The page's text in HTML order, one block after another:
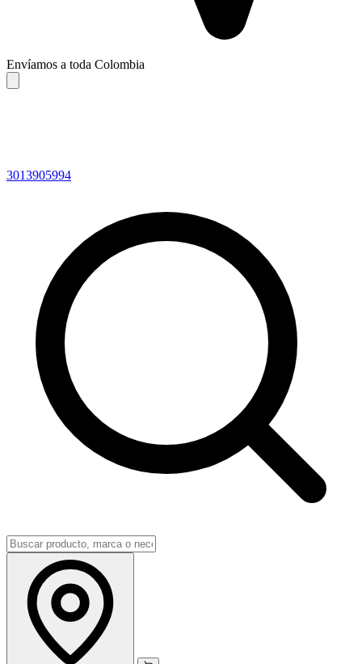
Envíamos a toda Colombia
3013905994